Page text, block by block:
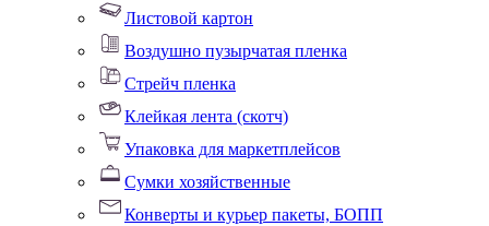
Листовой картон
Воздушно пузырчатая пленка
Стрейч пленка
Клейкая лента (скотч)
Упаковка для маркетплейсов
Сумки хозяйственные
Конверты и курьер пакеты, БОПП